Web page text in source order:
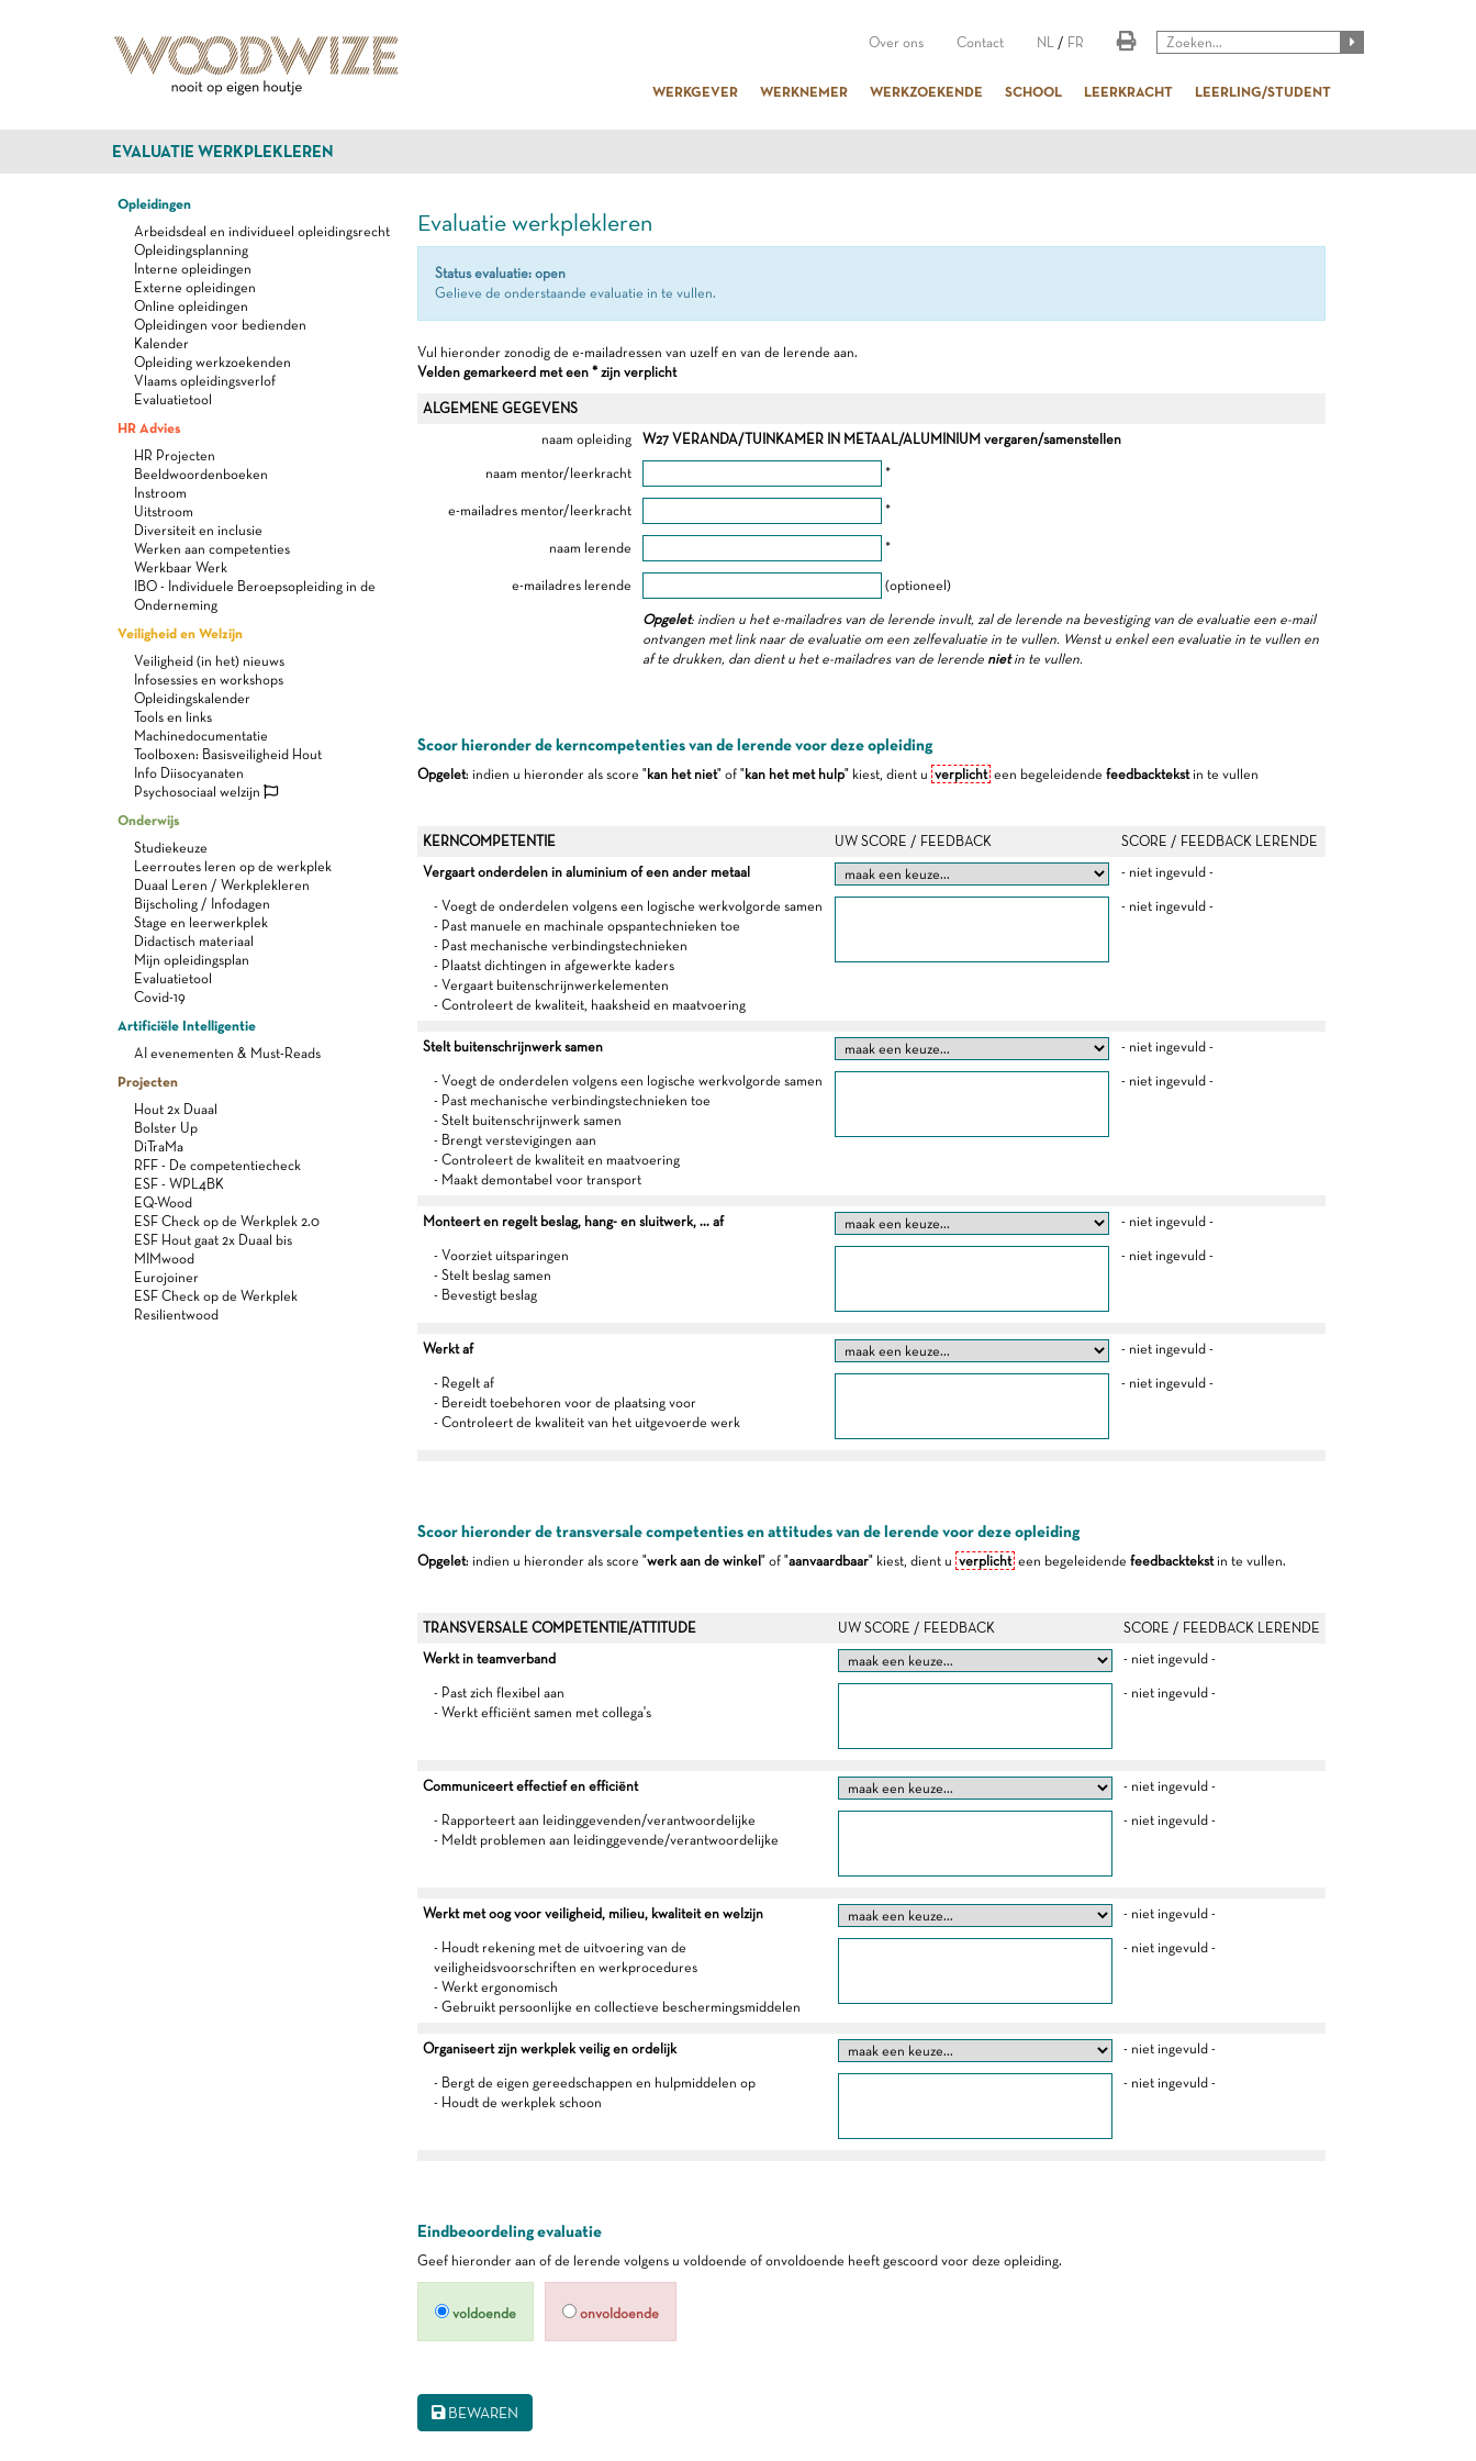
Over ons Contact NL / FR
WERKGEVER WERKNEMER WERKZOEKENDE SCHOOL LEERKRACHT LEERLING/STUDENT
EVALUATIE WERKPLEKLEREN
Opleidingen
Arbeidsdeal en individueel opleidingsrecht
Opleidingsplanning
Interne opleidingen
Externe opleidingen
Online opleidingen
Opleidingen voor bedienden
Kalender
Opleiding werkzoekenden
Vlaams opleidingsverlof
Evaluatietool
HR Advies
HR Projecten
Beeldwoordenboeken
Instroom
Uitstroom
Diversiteit en inclusie
Werken aan competenties
Werkbaar Werk
IBO - Individuele Beroepsopleiding in de
Onderneming
Veiligheid en Welzijn
Veiligheid (in het) nieuws
Infosessies en workshops
Opleidingskalender
Tools en links
Machinedocumentatie
Toolboxen: Basisveiligheid Hout
Info Diisocyanaten
Psychosociaal welzijn
Onderwijs
Studiekeuze
Leerroutes leren op de werkplek
Duaal Leren / Werkplekleren
Bijscholing / Infodagen
Stage en leerwerkplek
Didactisch materiaal
Mijn opleidingsplan
Evaluatietool
Covid-19
Artificiële Intelligentie
AI evenementen & Must-Reads
Projecten
Hout 2x Duaal
Bolster Up
DiTraMa
RFF - De competentiecheck
ESF - WPL4BK
EQ-Wood
ESF Check op de Werkplek 2.0
ESF Hout gaat 2x Duaal bis
MIMwood
Eurojoiner
ESF Check op de Werkplek
Resilientwood
Evaluatie werkplekleren
Status evaluatie: open
Gelieve de onderstaande evaluatie in te vullen.
Vul hieronder zonodig de e-mailadressen van uzelf en van de lerende aan.
Velden gemarkeerd met een * zijn verplicht
ALGEMENE GEGEVENS
naam opleiding
W27 VERANDA/TUINKAMER IN METAAL/ALUMINIUM vergaren/samenstellen
naam mentor/leerkracht *
e-mailadres mentor/leerkracht *
naam lerende *
e-mailadres lerende (optioneel)
Opgelet: indien u het e-mailadres van de lerende invult, zal de lerende na bevestiging van de evaluatie een e-mail
ontvangen met link naar de evaluatie om een zelfevaluatie in te vullen. Wenst u enkel een evaluatie in te vullen en
af te drukken, dan dient u het e-mailadres van de lerende nietin te vullen.
Scoor hieronder de kerncompetenties van de lerende voor deze opleiding
Opgelet: indien u hieronder als score "kan het niet" of "kan het met hulp" kiest, dient u verplichteen begeleidende feedbacktekstin te vullen
KERNCOMPETENTIE UW SCORE / FEEDBACK
SCORE / FEEDBACK LERENDE
Vergaart onderdelen in aluminium of een ander metaal
- niet ingevuld -
- Voegt de onderdelen volgens een logische werkvolgorde samen
- Past manuele en machinale opspantechnieken toe
- Past mechanische verbindingstechnieken
- Plaatst dichtingen in afgewerkte kaders
- Vergaart buitenschrijnwerkelementen
- Controleert de kwaliteit, haaksheid en maatvoering
- niet ingevuld -
Stelt buitenschrijnwerk samen - niet ingevuld -
- Voegt de onderdelen volgens een logische werkvolgorde samen
- Past mechanische verbindingstechnieken toe
- Stelt buitenschrijnwerk samen
- Brengt verstevigingen aan
- Controleert de kwaliteit en maatvoering
- Maakt demontabel voor transport
- niet ingevuld -
Monteert en regelt beslag, hang- en sluitwerk, ... af - niet ingevuld -
- Voorziet uitsparingen
- Stelt beslag samen
- Bevestigt beslag
- niet ingevuld -
Werkt af - niet ingevuld -
- Regelt af
- Bereidt toebehoren voor de plaatsing voor
- Controleert de kwaliteit van het uitgevoerde werk
- niet ingevuld -
Scoor hieronder de transversale competenties en attitudes van de lerende voor deze opleiding
Opgelet: indien u hieronder als score "werk aan de winkel " of "aanvaardbaar" kiest, dient u verplichteen begeleidende feedbacktekstin te vullen.
TRANSVERSALE COMPETENTIE/ATTITUDE UW SCORE / FEEDBACK
SCORE / FEEDBACK LERENDE
Werkt in teamverband
- niet ingevuld -
- Past zich flexibel aan
- Werkt efficiënt samen met collega's
- niet ingevuld -
Communiceert effectief en efficiënt - niet ingevuld -
- Rapporteert aan leidinggevenden/verantwoordelijke
- Meldt problemen aan leidinggevende/verantwoordelijke
- niet ingevuld -
Werkt met oog voor veiligheid, milieu, kwaliteit en welzijn - niet ingevuld -
- Houdt rekening met de uitvoering van de
veiligheidsvoorschriften en werkprocedures
- Werkt ergonomisch
- Gebruikt persoonlijke en collectieve beschermingsmiddelen
- niet ingevuld -
Organiseert zijn werkplek veilig en ordelijk - niet ingevuld -
- Bergt de eigen gereedschappen en hulpmiddelen op
- Houdt de werkplek schoon
- niet ingevuld -
Eindbeoordeling evaluatie
Geef hieronder aan of de lerende volgens u voldoende of onvoldoende heeft gescoord voor deze opleiding.
voldoende onvoldoende
BEWAREN